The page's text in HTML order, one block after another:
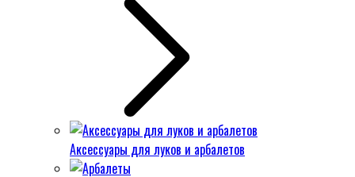
Аксессуары для луков и арбалетов